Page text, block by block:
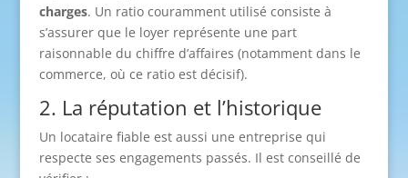
charges. Un ratio couramment utilisé consiste à
s’assurer que le loyer représente une part
raisonnable du chiffre d’affaires (notamment dans le
commerce, où ce ratio est décisif).
2. La réputation et l’historique
Un locataire fiable est aussi une entreprise qui
respecte ses engagements passés. Il est conseillé de